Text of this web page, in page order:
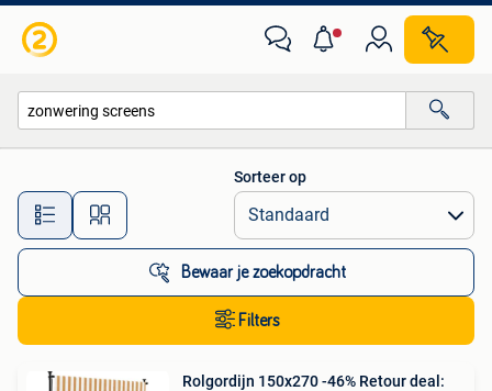
Alle afstanden…
Sorteer op
Bewaar je zoekopdracht
Filters
Rolgordijn 150x270 -46% Retour deal: